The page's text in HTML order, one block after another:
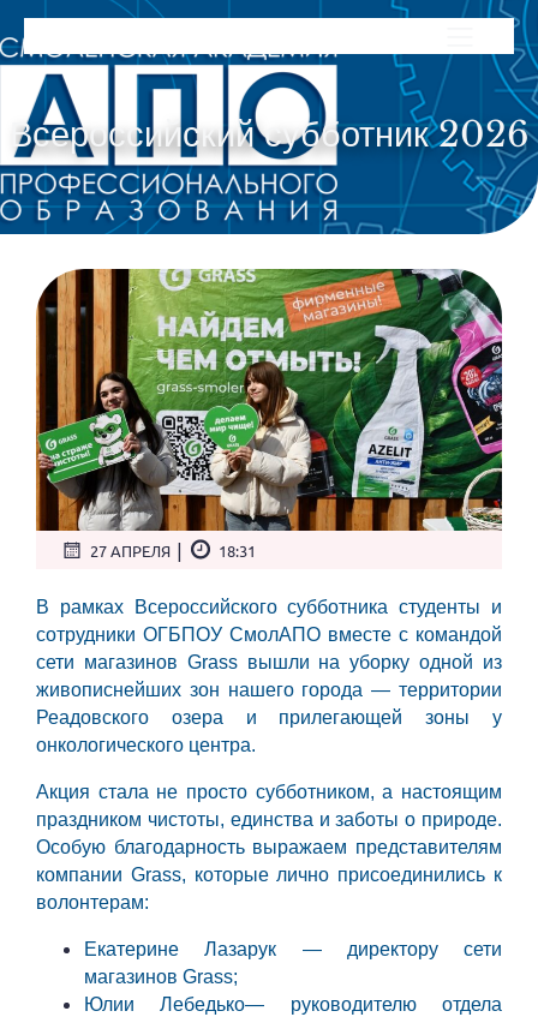
Всероссийский субботник 2026
27 АПРЕЛЯ | 18:31
В рамках Всероссийского субботника студенты и
сотрудники ОГБПОУ СмолАПО вместе с командой
сети магазинов Grass вышли на уборку одной из
живописнейших зон нашего города — территории
Реадовского озера и прилегающей зоны у
онкологического центра.
Акция стала не просто субботником, а настоящим
праздником чистоты, единства и заботы о природе.
Особую благодарность выражаем представителям
компании Grass, которые лично присоединились к
волонтерам:
Екатерине Лазарук — директору сети
магазинов Grass;
Юлии Лебедько— руководителю отдела